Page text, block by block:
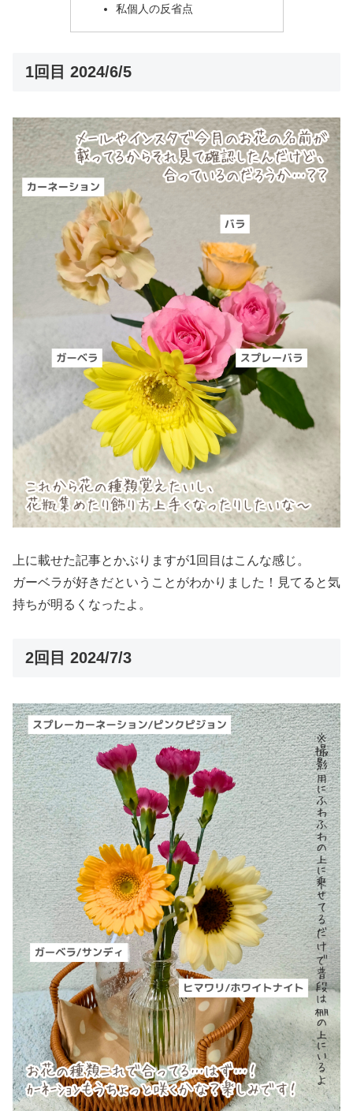
私個人の反省点
1回目 2024/6/5
上に載せた記事とかぶりますが1回目はこんな感じ。
ガーベラが好きだということがわかりました！見てると気
持ちが明るくなったよ。
2回目 2024/7/3